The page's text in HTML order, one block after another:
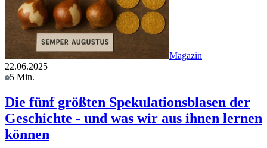
Magazin
22.06.2025
5 Min.
Die fünf größten Spekulationsblasen der
Geschichte - und was wir aus ihnen lernen
können